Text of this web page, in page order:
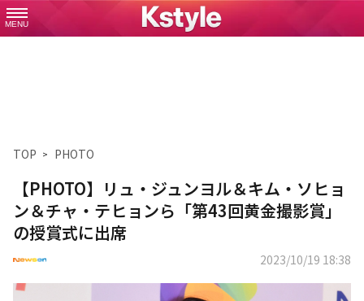
MENU
TOP PHOTO
【PHOTO】リュ・ジュンヨル＆キム・ソヒョ
ン＆チャ・テヒョンら「第43回黄金撮影賞」
の授賞式に出席
2023/10/19 18:38